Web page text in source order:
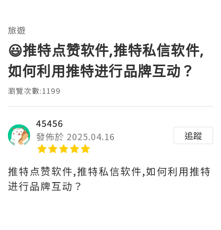
旅遊
😃推特点赞软件,推特私信软件,
如何利用推特进行品牌互动？
瀏覽次數:1199
45456
發佈於 2025.04.16
追蹤
推特点赞软件,推特私信软件,如何利用推特
进行品牌互动？